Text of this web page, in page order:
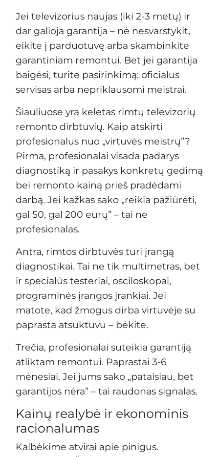
Jei televizorius naujas (iki 2-3 metų) ir
dar galioja garantija – nė nesvarstykit,
eikite į parduotuvę arba skambinkite
garantiniam remontui. Bet jei garantija
baigėsi, turite pasirinkimą: oficialus
servisas arba nepriklausomi meistrai.
Šiauliuose yra keletas rimtų televizorių
remonto dirbtuvių. Kaip atskirti
profesionalus nuo „virtuvės meistrų”?
Pirma, profesionalai visada padarys
diagnostiką ir pasakys konkretų gedimą
bei remonto kainą prieš pradėdami
darbą. Jei kažkas sako „reikia pažiūrėti,
gal 50, gal 200 eurų” – tai ne
profesionalas.
Antra, rimtos dirbtuvės turi įrangą
diagnostikai. Tai ne tik multimetras, bet
ir specialūs testeriai, osciloskopai,
programinės įrangos įrankiai. Jei
matote, kad žmogus dirba virtuvėje su
paprasta atsuktuvu – bėkite.
Trečia, profesionalai suteikia garantiją
atliktam remontui. Paprastai 3-6
mėnesiai. Jei jums sako „pataisiau, bet
garantijos nėra” – tai raudonas signalas.
Kainų realybė ir ekonominis
racionalumas
Kalbėkime atvirai apie pinigus.